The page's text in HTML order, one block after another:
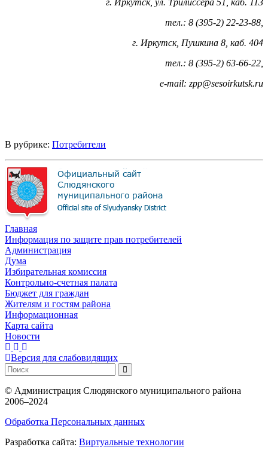
тел.: 8 (395-2) 22-23-88,
г. Иркутск, Пушкина 8, каб. 404
тел.: 8 (395-2) 63-66-22,
е-mail: zpp@sesoirkutsk.ru
В рубрике: Потребители
Главная
Информация по защите прав потребителей
Администрация
Дума
Избирательная комиссия
Контрольно-счетная палата
Бюджет для граждан
Жителям и гостям района
Информационная
Карта сайта
Новости
Версия для слабовидящих
© Администрация Слюдянского муниципального района
2006–2024
Обработка Персональных данных
Разработка сайта: Виртуальные технологии